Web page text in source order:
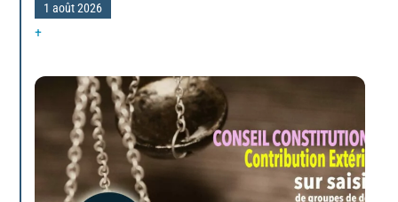
1 août 2026
+